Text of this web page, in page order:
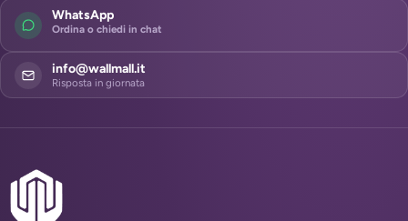
WhatsApp
Ordina o chiedi in chat
info@wallmall.it
Risposta in giornata